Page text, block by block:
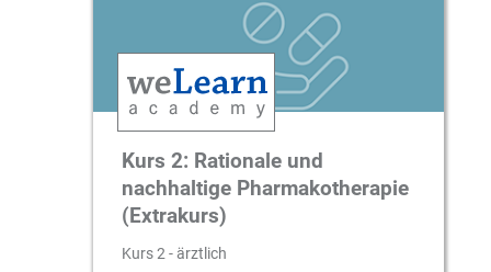
Kurs 2: Rationale und
nachhaltige Pharmakotherapie
(Extrakurs)
Kurs 2 - ärztlich